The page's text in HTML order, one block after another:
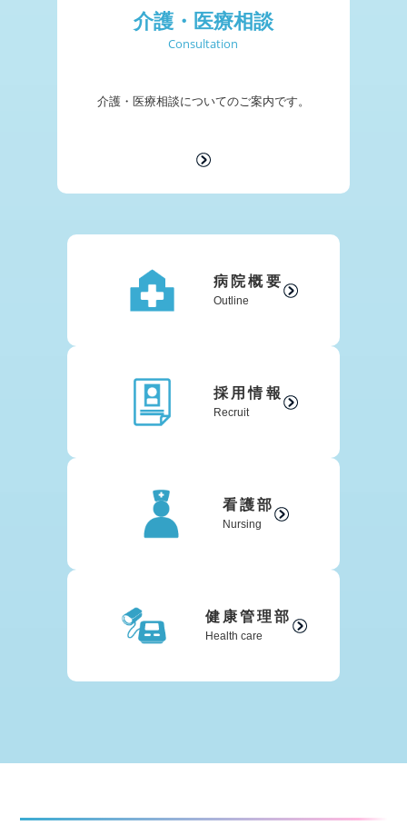
介護・医療相談
Consultation
介護・医療相談についてのご案内です。
病院概要
Outline
採用情報
Recruit
看護部
Nursing
健康管理部
Health care